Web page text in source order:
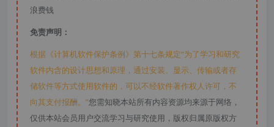
浪费钱
免责声明：
根据《计算机软件保护条例》第十七条规定“为了学习和研究
软件内含的设计思想和原理，通过安装、显示、传输或者存
储软件等方式使用软件的，可以不经软件著作权人许可，不
向其支付报酬。”您需知晓本站所有内容资源均来源于网络，
仅供本站会员用户交流学习与研究使用，版权归属原版权方